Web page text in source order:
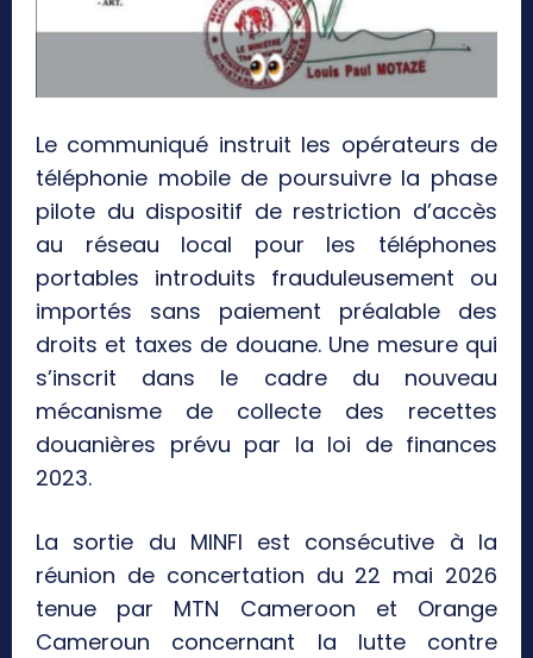
Le communiqué instruit les opérateurs de
téléphonie mobile de poursuivre la phase
pilote du dispositif de restriction d’accès
au réseau local pour les téléphones
portables introduits frauduleusement ou
importés sans paiement préalable des
droits et taxes de douane. Une mesure qui
s’inscrit dans le cadre du nouveau
mécanisme de collecte des recettes
douanières prévu par la loi de finances
2023.
La sortie du MINFI est consécutive à la
réunion de concertation du 22 mai 2026
tenue par MTN Cameroon et Orange
Cameroun concernant la lutte contre